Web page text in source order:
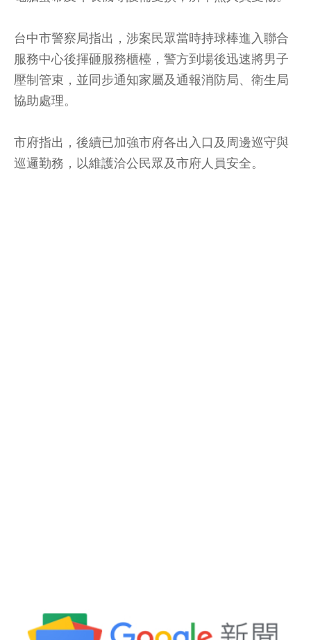
台中市警察局指出，涉案民眾當時持球棒進入聯合
服務中心後揮砸服務櫃檯，警方到場後迅速將男子
壓制管束，並同步通知家屬及通報消防局、衛生局
協助處理。
市府指出，後續已加強市府各出入口及周邊巡守與
巡邏勤務，以維護洽公民眾及市府人員安全。